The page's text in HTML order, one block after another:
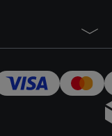
Gewährleistung der
Verknüpfung
Messung des Erfolgs von
Technologie für digitales
Verwendung genauer
Zugriff auf
Zielgruppen durch